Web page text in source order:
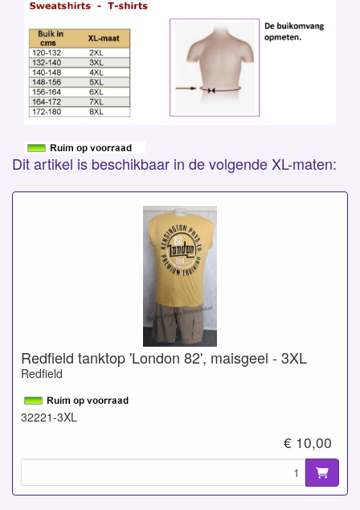
Dit artikel is beschikbaar in de volgende XL-maten:
Redfield tanktop 'London 82', maisgeel - 3XL
Redfield
32221-3XL
€ 10,00